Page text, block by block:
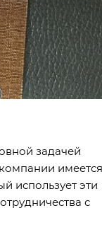
задачей
имеется
использует эти
с